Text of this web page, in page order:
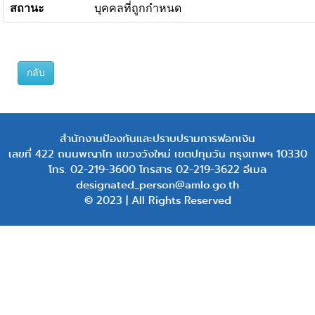
สถานะ บุคคลที่ถูกกำหนด
กลับ
สำนักงานป้องกันและปราบปรามการฟอกเงิน
เลขที่ 422 ถนนพญาไท แขวงวังใหม่ เขตปทุมวัน กรุงเทพฯ 10330
โทร. 02-219-3600 โทรสาร 02-219-3622 อีเมล
designated_person@amlo.go.th
© 2023 | All Rights Reserved